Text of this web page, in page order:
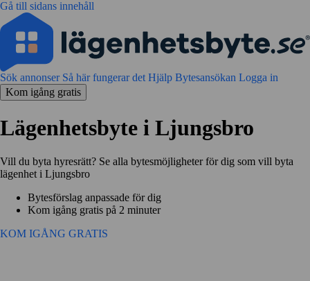
Gå till sidans innehåll
Sök annonser Så här fungerar det Hjälp Bytesansökan Logga in
Kom igång gratis
Lägenhetsbyte i Ljungsbro
Vill du byta hyresrätt? Se alla bytesmöjligheter för dig som vill byta
lägenhet i Ljungsbro
Bytesförslag anpassade för dig
Kom igång gratis på 2 minuter
KOM IGÅNG GRATIS